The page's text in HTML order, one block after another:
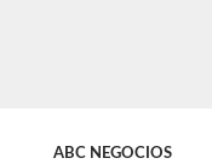
ABC NEGOCIOS